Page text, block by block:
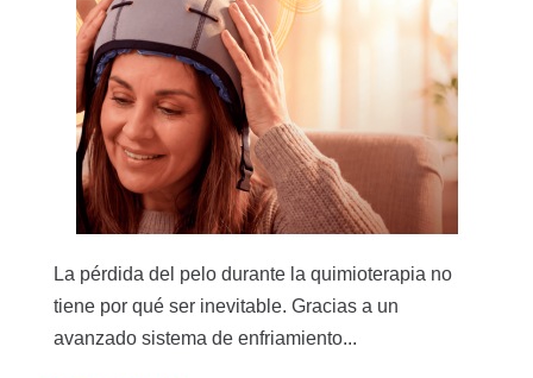
La pérdida del pelo durante la quimioterapia no
tiene por qué ser inevitable. Gracias a un
avanzado sistema de enfriamiento...